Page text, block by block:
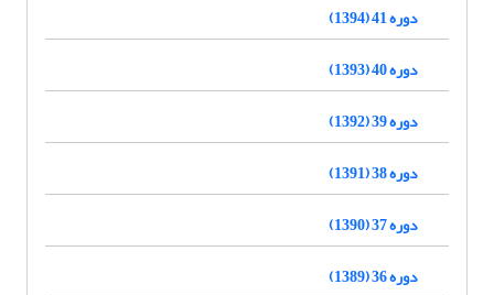
دوره 41 (1394)
دوره 40 (1393)
دوره 39 (1392)
دوره 38 (1391)
دوره 37 (1390)
دوره 36 (1389)